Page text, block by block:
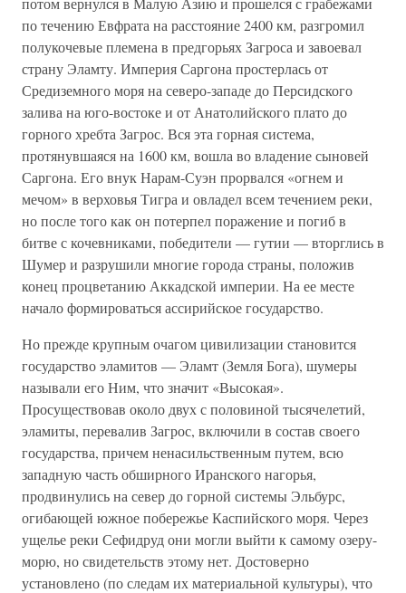
по течению Евфрата на расстояние 2400 км, разгромил
полукочевые племена в предгорьях Загроса и завоевал
страну Эламту. Империя Саргона простерлась от
Средиземного моря на северо-западе до Персидского
залива на юго-востоке и от Анатолийского плато до
горного хребта Загрос. Вся эта горная система,
протянувшаяся на 1600 км, вошла во владение сыновей
Саргона. Его внук Нарам-Суэн прорвался «огнем и
мечом» в верховья Тигра и овладел всем течением реки,
но после того как он потерпел поражение и погиб в
битве с кочевниками, победители — гутии — вторглись в
Шумер и разрушили многие города страны, положив
конец процветанию Аккадской империи. На ее месте
начало формироваться ассирийское государство.
Но прежде крупным очагом цивилизации становится
государство эламитов — Эламт (Земля Бога), шумеры
называли его Ним, что значит «Высокая».
Просуществовав около двух с половиной тысячелетий,
эламиты, перевалив Загрос, включили в состав своего
государства, причем ненасильственным путем, всю
западную часть обширного Иранского нагорья,
продвинулись на север до горной системы Эльбурс,
огибающей южное побережье Каспийского моря. Через
ущелье реки Сефидруд они могли выйти к самому озеру-
морю, но свидетельств этому нет. Достоверно
установлено (по следам их материальной культуры), что